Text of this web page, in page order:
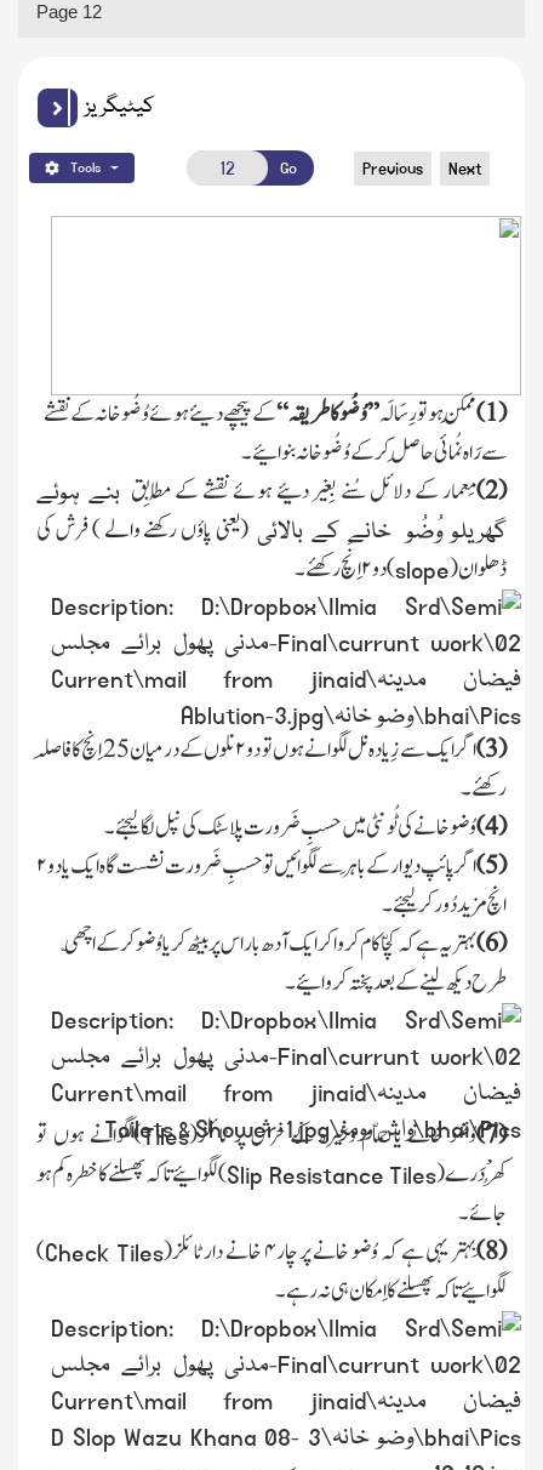
Page 12
کیٹیگریز
Tools Go Previous Next
(1) مُمکِن ہو تو رِسَالَہ”وُضُو کا طریقہ“کے پیچھے دیئے ہوئے وُضُو خانہ کے نقشے
سے رَاہ نُمائیحاصِل کر کے وُضُو خانہ بنوائیے ۔
(2) مِعمار کے دلائل سُنے بِغیر دئیے ہوئے نقشے کےمُطابِق بنے ہوئے
گھریلو وُضُو خانے کے بالائی (یعنی پاؤں رکھنے والے )فرش کی
ڈھلوان (slope) دو۲اِنْچ رکھئے ۔
(3) اگر ایک سے زِیادہ نل لگوانے ہوں تو دو۲
نلوں کے درمیان 25 اِنچ کا فاصِلہ
رکھئے ۔
(4) وُضو خانے کی ٹُونٹی میں حسبِ ضَرورت پلا سٹک کی نپل لگالیجئے ۔
(5) اگر پائپ دیوار کے باہَر سے لگوائیں تو حسبِ ضَرورت نشست گاہ ایک یا دو۲
انچ مزید دُور کرلیجئے ۔
(6) بہتر یہ ہے کہ کچّا کام کرواکر ایک آدھ باراس پر بیٹھکر یا وُضو کرکے اچھّی
طرح دیکھ لینے کے بعد پختہ کروائیے ۔
(7) وُضو خانے یا حماّم وغیرہ کے فرش پر ٹائلز(
Tiles
)لگوانے ہوں تو
کھُرْدَرے(
Slip Resistance Tiles
)لگوائیےتا کہ پھسلنے کا خطرہ کم ہو
جائے ۔
(8) بِہتر یہی ہے کہ وُضو خانے پر چار۴خانے دار ٹائلز(Check Tiles
)
لگوائیے تا کہ پھسلنے کا اِمکان ہی نہ رہے ۔